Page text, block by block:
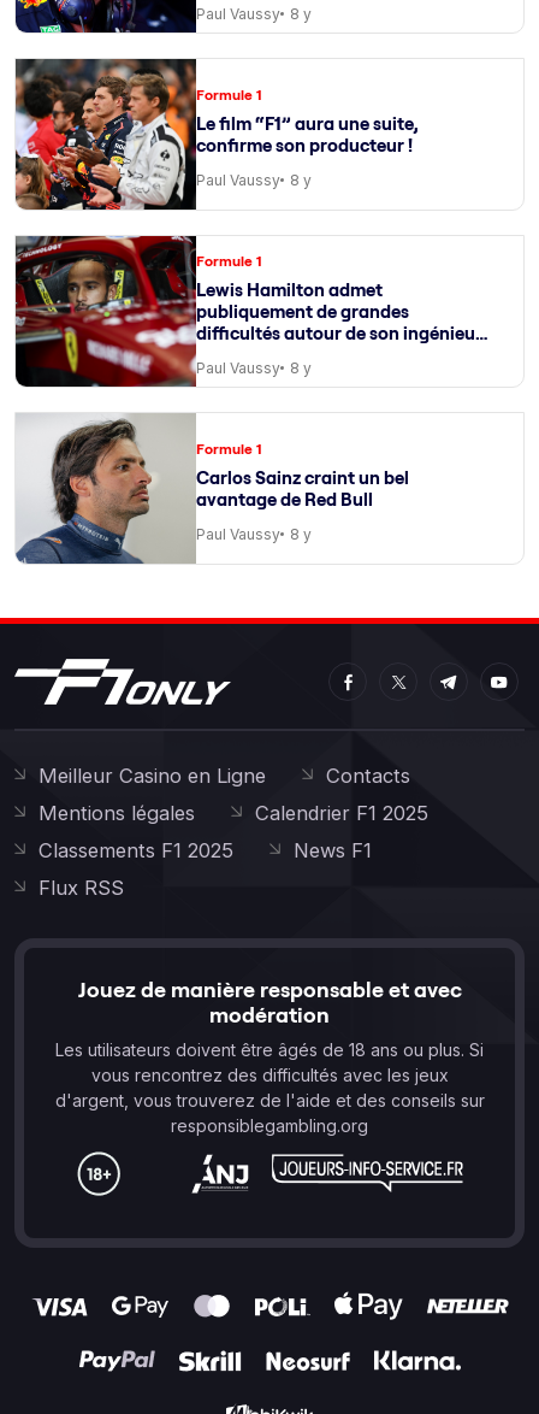
Paul Vaussy 8 y
Formule 1
Le film “F1” aura une suite,
confirme son producteur !
Paul Vaussy 8 y
Formule 1
Lewis Hamilton admet
publiquement de grandes
difficultés autour de son ingénieur
Paul Vaussy 8 y
Formule 1
Carlos Sainz craint un bel
avantage de Red Bull
Paul Vaussy 8 y
Meilleur Casino en Ligne
Contacts
Mentions légales
Calendrier F1 2025
Classements F1 2025
News F1
Flux RSS
Jouez de manière responsable et avec
modération
Les utilisateurs doivent être âgés de 18 ans ou plus. Si
vous rencontrez des difficultés avec les jeux
d'argent, vous trouverez de l'aide et des conseils sur
responsiblegambling.org